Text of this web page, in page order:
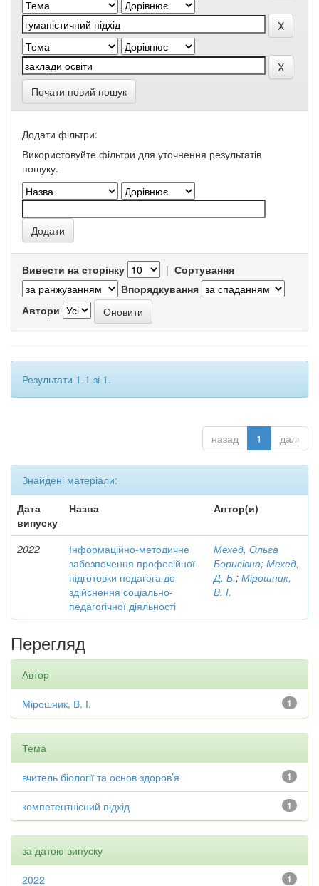
Почати новий пошук
Додати фільтри:
Використовуйте фільтри для уточнення результатів
пошуку.
Вивести на сторінку | Сортування
Впорядкування
Автори
Результати 1-1 зі 1.
назад 1 далі
Знайдені матеріали:
Дата
випуску
Назва Автор(и)
2022
Інформаційно-методичне
забезпечення професійної
підготовки педагога до
здійснення соціально-
педагогічної діяльності
Мехед, Ольга
Борисівна; Мехед,
Д. Б.; Мірошник,
В. І.
Перегляд
Автор
1
Мірошник, В. І.
Тема
1
вчитель біології та основ здоров’я
1
компетентнісний підхід
за датою випуску
1
2022